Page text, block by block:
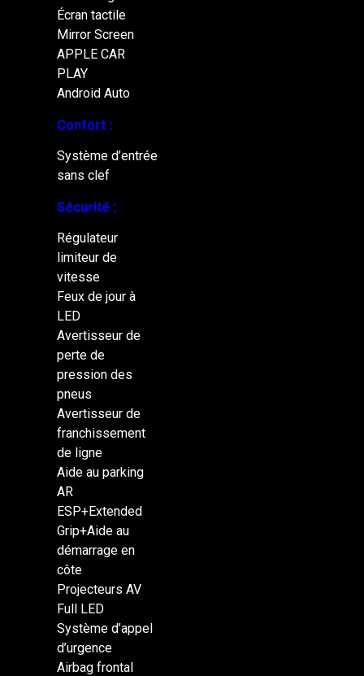
Écran tactile
Mirror Screen
APPLE CAR
PLAY
Android Auto
Confort :
Système d’entrée
sans clef
Sécurité :
Régulateur
limiteur de
vitesse
Feux de jour à
LED
Avertisseur de
perte de
pression des
pneus
Avertisseur de
franchissement
de ligne
Aide au parking
AR
ESP+Extended
Grip+Aide au
démarrage en
côte
Projecteurs AV
Full LED
Système d’appel
d’urgence
Airbag frontal